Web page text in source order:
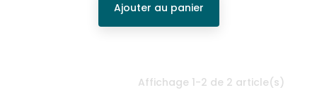
Ajouter au panier
Affichage 1-2 de 2 article(s)